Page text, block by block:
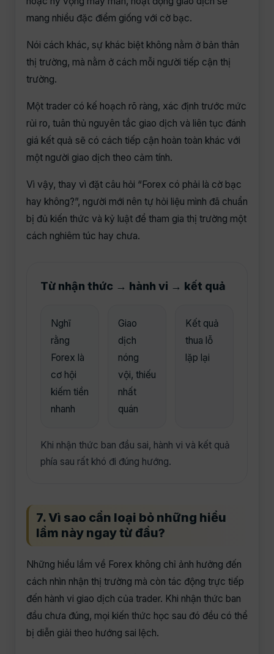
mang nhiều đặc điểm giống với cờ bạc.
Nói cách khác, sự khác biệt không nằm ở bản thân
thị trường, mà nằm ở cách mỗi người tiếp cận thị
trường.
Một trader có kế hoạch rõ ràng, xác định trước mức
rủi ro, tuân thủ nguyên tắc giao dịch và liên tục đánh
giá kết quả sẽ có cách tiếp cận hoàn toàn khác với
một người giao dịch theo cảm tính.
Vì vậy, thay vì đặt câu hỏi “Forex có phải là cờ bạc
hay không?”, người mới nên tự hỏi liệu mình đã chuẩn
bị đủ kiến thức và kỷ luật để tham gia thị trường một
cách nghiêm túc hay chưa.
Từ nhận thức → hành vi → kết quả
Nghĩ
rằng
Forex là
cơ hội
kiếm tiền
nhanh
Giao
dịch
nóng
vội, thiếu
nhất
quán
Kết quả
thua lỗ
lặp lại
Khi nhận thức ban đầu sai, hành vi và kết quả
phía sau rất khó đi đúng hướng.
7. Vì sao cần loại bỏ những hiểu
lầm này ngay từ đầu?
Những hiểu lầm về Forex không chỉ ảnh hưởng đến
cách nhìn nhận thị trường mà còn tác động trực tiếp
đến hành vi giao dịch của trader. Khi nhận thức ban
đầu chưa đúng, mọi kiến thức học sau đó đều có thể
bị diễn giải theo hướng sai lệch.